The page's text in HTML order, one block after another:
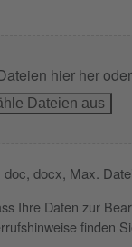
hier her oder
Dateien aus
docx, Max.
Ihre Daten zur
finden